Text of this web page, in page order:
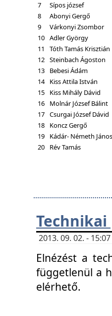
7
Sípos józsef
8
Abonyi Gergő
9
Várkonyi Zsombor
10 Adler György
11
Tóth Tamás Krisztián
12 Steinbach Ágoston
13
Bebesi Ádám
14 Kiss Attila István
15
Kiss Mihály Dávid
16
Molnár József Bálint
17 Csurgai József Dávid
18
Koncz Gergő
19
Kádár- Németh János
20
Rév Tamás
2013. 09. 02. -
Elnézést a
függetlenül a
elérhető.